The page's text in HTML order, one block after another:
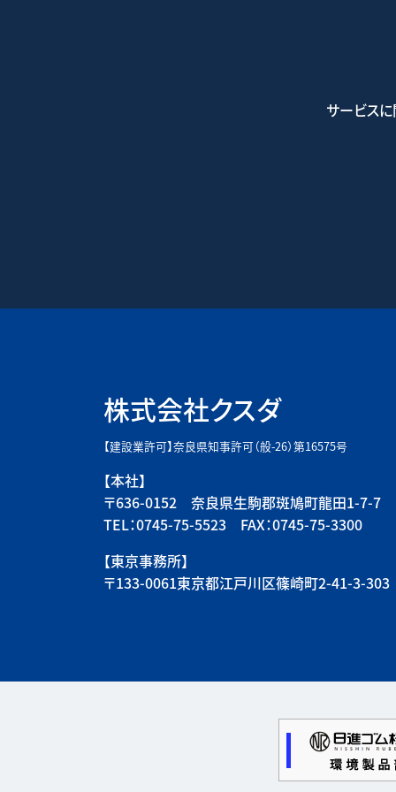
サービス
株式会社クスダ
【建設業許可】奈良県知事許可（般-26）第16575号
【本社】
〒636-0152 奈良県生駒郡斑鳩町龍田1-7-7
TEL：0745-75-5523 FAX：0745-75-3300
【東京事務所】
〒133-0061東京都江戸川区篠崎町2-41-3-303